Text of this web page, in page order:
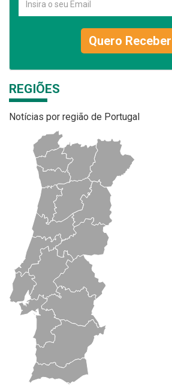
Quero
REGIÕES
Notícias por região de Portugal